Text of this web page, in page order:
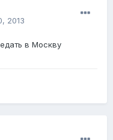
2013
в Москву